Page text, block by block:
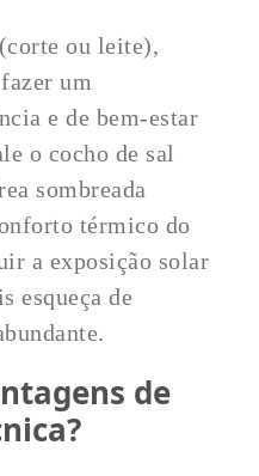
ou leite),
um
e de bem-estar
o cocho de sal
sombreada
térmico do
a exposição solar
esqueça de
de